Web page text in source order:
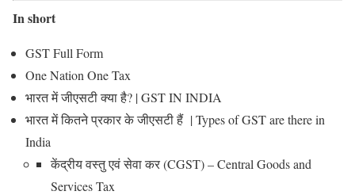
In short
GST Full Form
One Nation One Tax
भारत में जीएसटी क्या है? | GST IN INDIA
भारत में कितने प्रकार के जीएसटी हैं | Types of GST are there in
India
केंद्रीय वस्तु एवं सेवा कर (CGST) – Central Goods and
Services Tax